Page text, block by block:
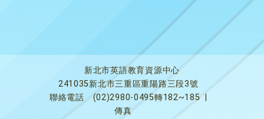
新北市英語教育資源中心
241035新北市三重區重陽路三段3號
聯絡電話
(02)2980-0495轉182~185
傳真